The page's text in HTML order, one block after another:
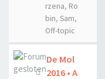
rzena, Ro
bin, Sam,
Off-topic
De Mol
2016 • A